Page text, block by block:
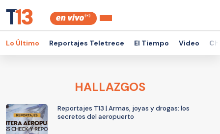
Lo Último Reportajes Teletrece El Tiempo Video
HALLAZGOS
Reportajes T13 | Armas, joyas y drogas: los
secretos del aeropuerto